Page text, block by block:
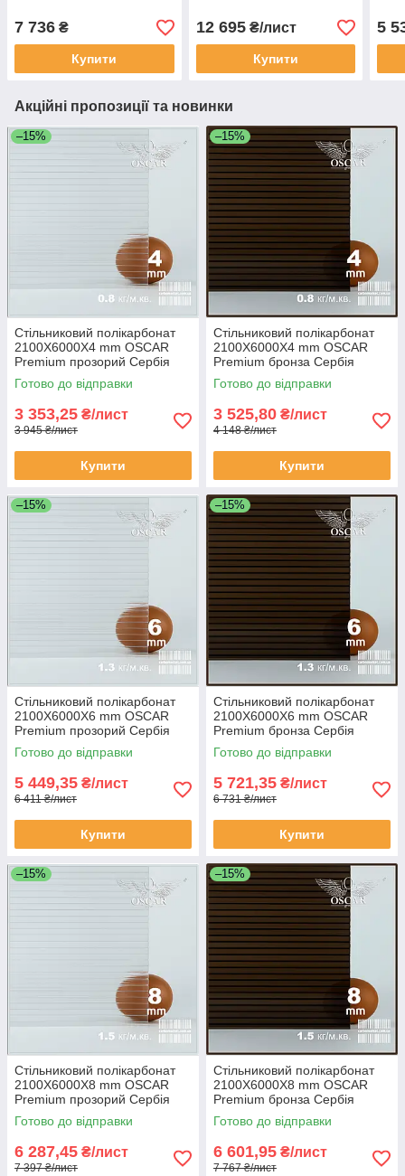
Сербія
7 736 ₴
Купити
Сербія
12 695₴/лист
Купити
5
Акційні пропозиції та новинки
–15%
Стільниковий полікарбонат
2100Х6000Х4 mm OSCAR
Premium прозорий Сербія
Готово до відправки
3 353,25 ₴/лист
3 945 ₴/лист
Купити
–15%
Стільниковий полікарбонат
2100Х6000Х4 mm OSCAR
Premium бронза Сербія
Готово до відправки
3 525,80 ₴/лист
4 148 ₴/лист
Купити
–15%
Стільниковий полікарбонат
2100Х6000Х6 mm OSCAR
Premium прозорий Сербія
Готово до відправки
5 449,35 ₴/лист
6 411 ₴/лист
Купити
–15%
Стільниковий полікарбонат
2100Х6000Х6 mm OSCAR
Premium бронза Сербія
Готово до відправки
5 721,35 ₴/лист
6 731 ₴/лист
Купити
–15%
Стільниковий полікарбонат
2100Х6000Х8 mm OSCAR
Premium прозорий Сербія
Готово до відправки
6 287,45 ₴/лист
7 397 ₴/лист
–15%
Стільниковий полікарбонат
2100Х6000Х8 mm OSCAR
Premium бронза Сербія
Готово до відправки
6 601,95 ₴/лист
7 767 ₴/лист